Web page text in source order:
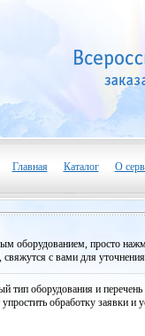
Главная Каталог О
оборудованием, просто
с вами для
тип оборудования и
обработку заявки и